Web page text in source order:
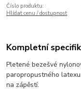
Číslo produktu:
Hlídat cenu / dostupnost
Kompletní
Pletené bezešvé
paropropustného
na zápěstí.